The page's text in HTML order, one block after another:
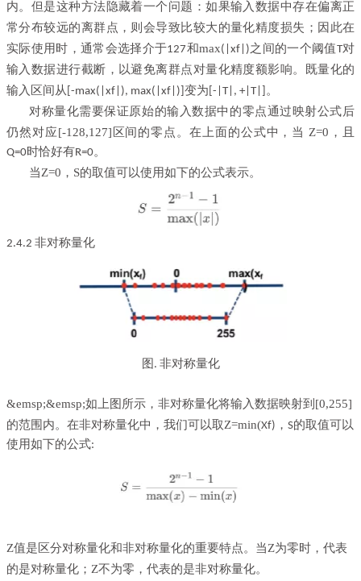
内。但是这种方法隐藏着一个问题：如果输入数据中存在偏离正
常分布较远的离群点，则会导致比较大的量化精度损失；因此在
实际使用时，通常会选择介于127和max(|xf|)之间的一个阈值T对
输入数据进行截断，以避免离群点对量化精度额影响。既量化的
输入区间从 [-max(|xf|), max(|xf|)] 变为 [-|T|, +|T|]
。
对称量化需要保证原始的输入数据中的零点通过映射公式后
仍然对应[-128,127]区间的零点。在上面的公式中，当 Z=0，且
Q=0时恰好有R=0。
当Z=0，S的取值可以使用如下的公式表示。
2.4.2 非对称量化
图 . 非对称量化
&emsp;&emsp;如上图所示，非对称量化将输入数据映射到[0,255]
的范围内。在非对称量化中，我们可以取Z=min(Xf)，S的取值可以
使用如下的公式:
Z值是区分对称量化和非对称量化的重要特点。当Z为零时，代表
的是对称量化；Z不为零，代表的是非对称量化。